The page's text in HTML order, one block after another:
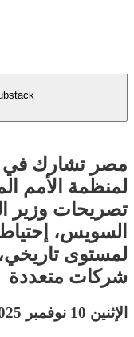
مصر تشارك في
لمنظمة الأمم
تصريحات وزير
السويس،
لمستوى
شركات متعددة
الإثنين 10 نوفمبر 2025